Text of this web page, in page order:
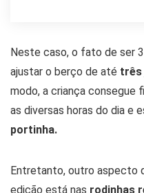
Neste caso, o fato de ser
ajustar o berço de até três
modo, a criança consegue
as diversas horas do dia e
portinha.
Entretanto, outro aspecto
edição está nas rodinhas